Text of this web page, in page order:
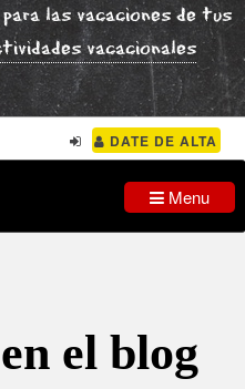
las vacaciones de tus
vacacionales
DATE DE ALTA
Menu
el blog